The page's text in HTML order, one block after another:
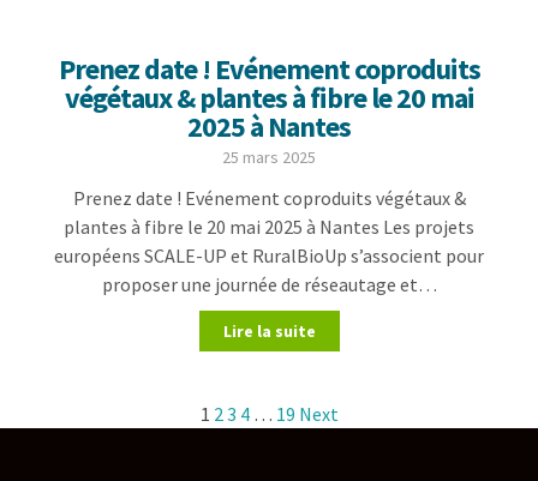
Prenez date ! Evénement coproduits
végétaux & plantes à fibre le 20 mai
2025 à Nantes
25 mars 2025
Prenez date ! Evénement coproduits végétaux &
plantes à fibre le 20 mai 2025 à Nantes Les projets
européens SCALE-UP et RuralBioUp s’associent pour
proposer une journée de réseautage et…
Lire la suite
1 2 3 4 … 19 Next